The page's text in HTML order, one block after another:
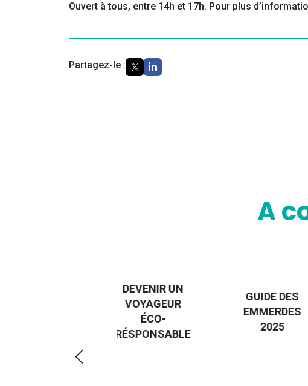
Ouvert à tous, entre 14h et 17h. Pour plus
Partagez-le :
A
GUIDE DES
EMMERDES
2025
EUROPE, LE
GUIDE DE LA
RÉGION PAYS